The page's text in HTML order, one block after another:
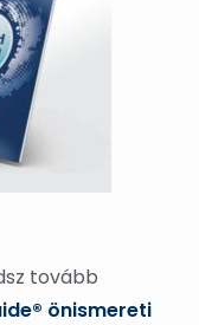
tovább
önismereti